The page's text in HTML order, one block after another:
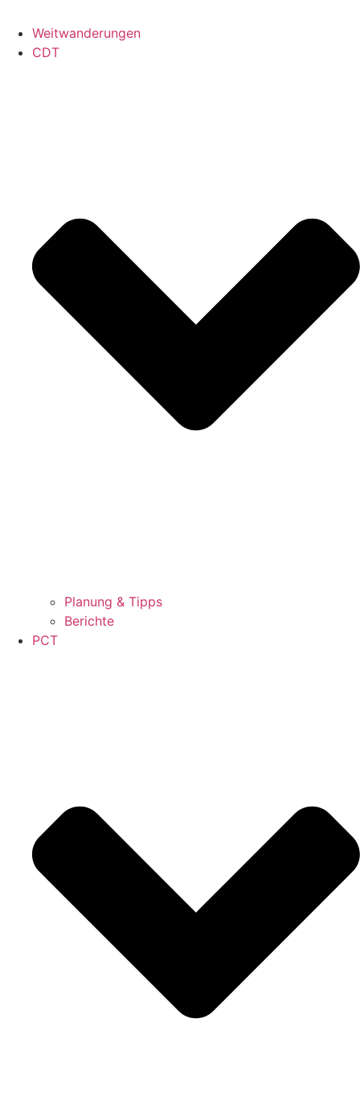
Weitwanderungen
CDT
Planung & Tipps
Berichte
PCT